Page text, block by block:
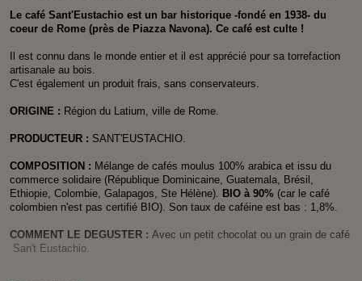
Le café Sant'Eustachio est un bar historique -fondé en 1938- du
coeur de Rome (près de Piazza Navona). Ce café est culte !
Il est connu dans le monde entier et il est apprécié pour sa torrefaction
artisanale au bois.
C'est également un produit frais, sans conservateurs.
ORIGINE : Région du Latium, ville de Rome.
PRODUCTEUR : SANT'EUSTACHIO.
COMPOSITION : Mélange de cafés moulus 100% arabica et issu du
commerce solidaire (République Dominicaine, Guatemala, Brésil,
Ethiopie, Colombie, Galapagos, Ste Hélène). BIO à 90% (car le café
colombien n'est pas certifié BIO). Son taux de caféine est bas : 1,8%.
COMMENT LE DEGUSTER : Avec un petit chocolat ou un grain de café
San't Eustachio.